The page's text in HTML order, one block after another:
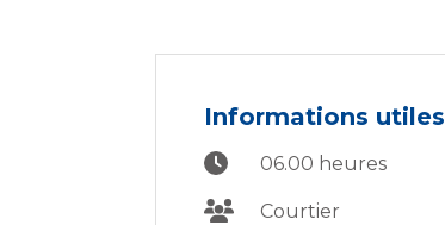
Informations utiles
06.00 heures
Courtier